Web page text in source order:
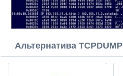
Альтернатива TCPDUMP